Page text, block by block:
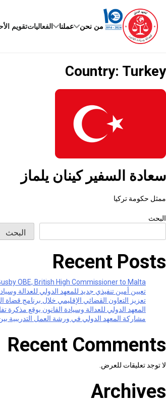
content
من نحن عملنا الفعالياتتقويم
Country: Turkey
سعادة السفير كينان يلماز
ممثل حكومة تركيا
البحث
البحث
Recent Posts
OBE, British High Commissioner to Malta
تعيين أمين تنفيذي جديد للمعهد الدولي للعدالة
تعزيز التعاون القضائي الإقليمي خلال برنامج قضاة
المعهد الدولي للعدالة وسيادة القانون يوقع مذكرة
مشاركة المعهد الدولي في ورشة العمل التدريبية
Recent Comments
لا توجد تعليقات للعرض.
Archives